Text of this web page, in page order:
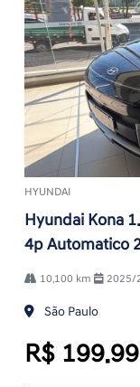
HYUNDAI
Hyundai Kona
4p Automatico
10.100 km 2025/
São Paulo
R$